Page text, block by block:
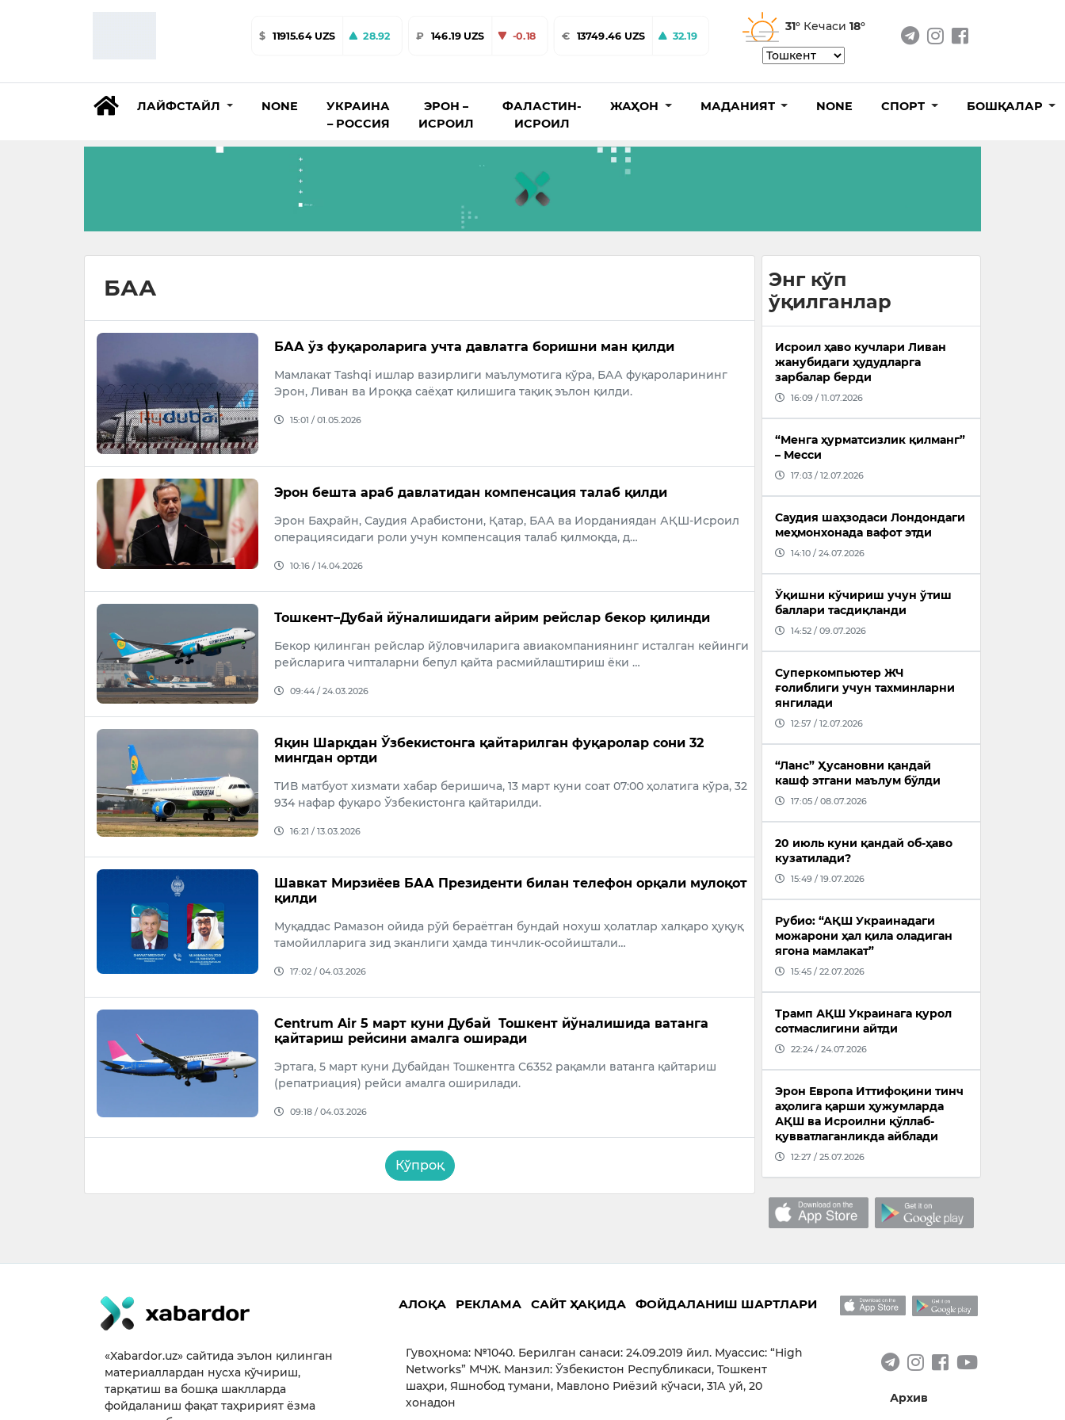
$ 11915.64 UZS 28.92 ₽ 146.19 UZS -0.18 € 13749.46 UZS 32.19
31° Кечаси 18°
ЛАЙФСТАЙЛ NONE
УКРАИНА
– РОССИЯ
ЭРОН –
ИСРОИЛ
ФАЛАСТИН-
ИСРОИЛ
ЖАҲОН МАДАНИЯТ NONE СПОРТ БОШҚАЛАР
БАА
БАА ўз фуқароларига учта давлатга боришни ман қилди
Мамлакат Tashqi ишлар вазирлиги маълумотига кўра, БАА фуқароларининг
Эрон, Ливан ва Ироққа саёҳат қилишига тақиқ эълон қилди.
15:01 / 01.05.2026
Эрон бешта араб давлатидан компенсация талаб қилди
Эрон Баҳрайн, Саудия Арабистони, Қатар, БАА ва Иорданиядан АҚШ-Исроил
операциясидаги роли учун компенсация талаб қилмоқда, д…
10:16 / 14.04.2026
Тошкент–Дубай йўналишидаги айрим рейслар бекор қилинди
Бекор қилинган рейслар йўловчиларига авиакомпаниянинг исталган кейинги
рейсларига чипталарни бепул қайта расмийлаштириш ёки …
09:44 / 24.03.2026
Яқин Шарқдан Ўзбекистонга қайтарилган фуқаролар сони 32
мингдан ортди
ТИВ матбуот хизмати хабар беришича, 13 март куни соат 07:00 ҳолатига кўра, 32
934 нафар фуқаро Ўзбекистонга қайтарилди.
16:21 / 13.03.2026
Шавкат Мирзиёев БАА Президенти билан телефон орқали мулоқот
қилди
Муқаддас Рамазон ойида рўй бераётган бундай нохуш ҳолатлар халқаро ҳуқуқ
тамойилларига зид эканлиги ҳамда тинчлик-осойиштали…
17:02 / 04.03.2026
Centrum Air 5 март куни Дубай Тошкент йўналишида ватанга
қайтариш рейсини амалга оширади
Эртага, 5 март куни Дубайдан Тошкентга C6352 рақамли ватанга қайтариш
(репатриация) рейси амалга оширилади.
09:18 / 04.03.2026
Кўпроқ
Энг кўп
ўқилганлар
Исроил ҳаво кучлари Ливан
жанубидаги ҳудудларга
зарбалар берди
16:09 / 11.07.2026
“Менга ҳурматсизлик қилманг”
– Месси
17:03 / 12.07.2026
Саудия шаҳзодаси Лондондаги
меҳмонхонада вафот этди
14:10 / 24.07.2026
Ўқишни кўчириш учун ўтиш
баллари тасдиқланди
14:52 / 09.07.2026
Суперкомпьютер ЖЧ
ғолиблиги учун тахминларни
янгилади
12:57 / 12.07.2026
“Ланс” Ҳусановни қандай
кашф этгани маълум бўлди
17:05 / 08.07.2026
20 июль куни қандай об-ҳаво
кузатилади?
15:49 / 19.07.2026
Рубио: “АҚШ Украинадаги
можарони ҳал қила оладиган
ягона мамлакат”
15:45 / 22.07.2026
Трамп АҚШ Украинага қурол
сотмаслигини айтди
22:24 / 24.07.2026
Эрон Европа Иттифоқини тинч
аҳолига қарши ҳужумларда
АҚШ ва Исроилни қўллаб-
қувватлаганликда айблади
12:27 / 25.07.2026
«Xabardor.uz» сайтида эълон қилинган
материаллардан нусха кўчириш,
тарқатиш ва бошқа шаклларда
фойдаланиш фақат таҳририят ёзма
АЛОҚА РЕКЛАМА САЙТ ҲАҚИДА ФОЙДАЛАНИШ ШАРТЛАРИ
Гувоҳнома: №1040. Берилган санаси: 24.09.2019 йил. Муассис: “High
Networks” МЧЖ. Манзил: Ўзбекистон Республикаси, Тошкент
шаҳри, Яшнобод тумани, Мавлоно Риёзий кўчаси, 31А уй, 20
хонадон
Архив